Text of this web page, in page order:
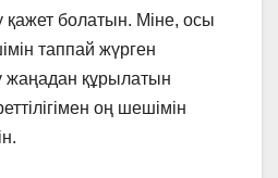
қажет болатын. Міне, осы
таппай жүрген
жаңадан құрылатын
оң шешімін